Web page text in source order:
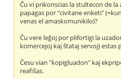
Ĉu vi prikonscias la stultecon de la
papagas por "civitane enketi"
venas el amaskomunikilo)?
Ĉu vere leĝoj por plifortigi la
komercejoj kaj ŝtataj servoj) estas
Ĉesu vian "kopigluadon" kaj
reafiŝas.